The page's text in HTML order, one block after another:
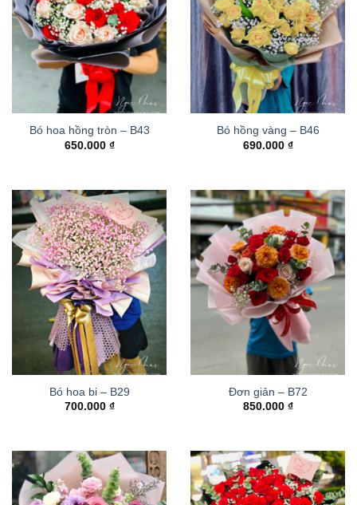
Bó hoa hồng tròn – B43
650.000 ₫
Bó hồng vàng – B46
690.000 ₫
Bó hoa bi – B29
700.000 ₫
Đơn giản – B72
850.000 ₫